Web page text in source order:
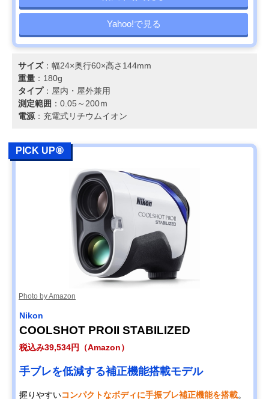
Yahoo!で見る
サイズ：幅24×奥行60×高さ144mm
重量 ：180g
タイプ：屋内・屋外兼用
測定範囲 ：0.05～200ｍ
電源：充電式リチウムイオン
PICK UP⑧
Photo by Amazon
Nikon
COOLSHOT PROII STABILIZED
税込み39,534円（Amazon）
手ブレを低減する補正機能搭載モデル
握りやすいコンパクトなボディに手振ブレ補正機能を搭載。